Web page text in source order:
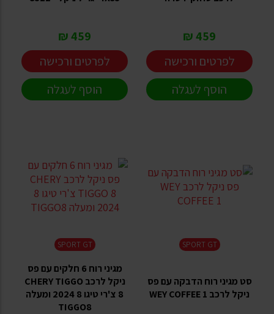
459 ₪
לפרטים ורכישה
הוסף לעגלה
459 ₪
לפרטים ורכישה
הוסף לעגלה
SPORT GT
סט מגיני רוח הדבקה עם פס
ניקל לרכב WEY COFFEE 1
SPORT GT
מגיני רוח 6 חלקים עם פס
ניקל לרכב CHERY TIGGO
8 צ'רי טיגו 8 2024 ומעלה
TIGGO8